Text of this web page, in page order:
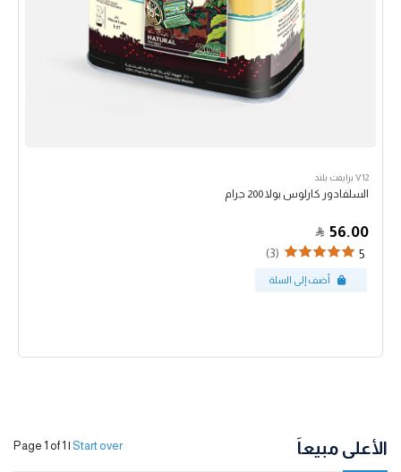
V12 برايفت بلند
السلفادور كارلوس بولا 200 جرام
56.00
5
(3)
الأعلى مبيعاً Page 1 of 1 | Start over